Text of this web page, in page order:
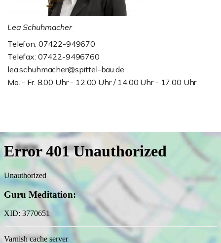
Lea Schuhmacher
Telefon: 07422-949670
Telefax: 07422-9496760
lea.schuhmacher@spittel-bau.de
Mo. - Fr. 8.00 Uhr - 12.00 Uhr / 14.00 Uhr - 17.00 Uhr